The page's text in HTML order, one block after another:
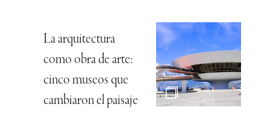
La arquitectura
como obra de arte:
cinco museos que
cambiaron el paisaje